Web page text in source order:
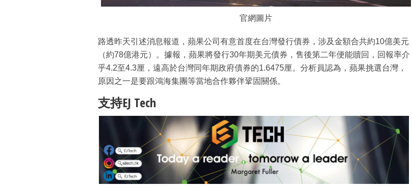
官網圖片
路透昨天引述消息報道，蘋果公司有意首度在台灣發行債券，涉及金額合共約10億美元
（約78億港元）。據報，蘋果將發行30年期美元債券，售後第二年便能贖回，回報率介
乎4.2至4.3厘，遠高於台灣同年期政府債券的1.6475厘。分析員認為，蘋果挑選台灣，
原因之一是要跟鴻海集團等當地合作夥伴鞏固關係。
支持EJ Tech